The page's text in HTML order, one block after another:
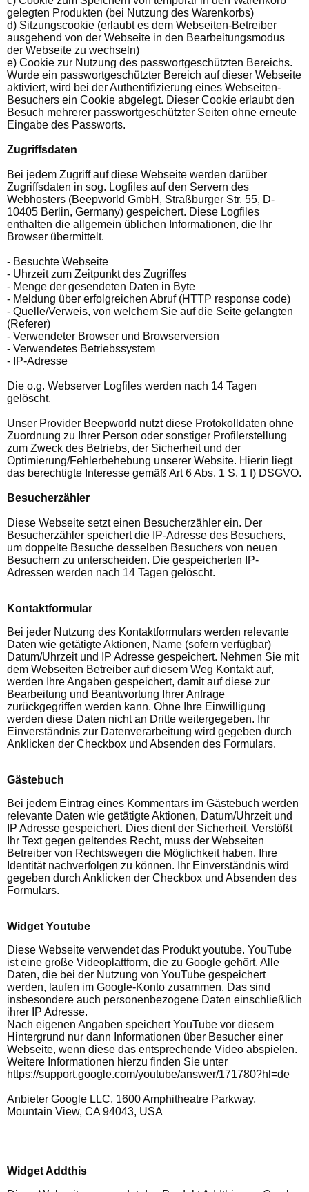
gelegten Produkten (bei Nutzung des Warenkorbs)
d) Sitzungscookie (erlaubt es dem Webseiten-Betreiber
ausgehend von der Webseite in den Bearbeitungsmodus
der Webseite zu wechseln)
e) Cookie zur Nutzung des passwortgeschützten Bereichs.
Wurde ein passwortgeschützter Bereich auf dieser Webseite
aktiviert, wird bei der Authentifizierung eines Webseiten-
Besuchers ein Cookie abgelegt. Dieser Cookie erlaubt den
Besuch mehrerer passwortgeschützter Seiten ohne erneute
Eingabe des Passworts.
Zugriffsdaten
Bei jedem Zugriff auf diese Webseite werden darüber
Zugriffsdaten in sog. Logfiles auf den Servern des
Webhosters (Beepworld GmbH, Straßburger Str. 55, D-
10405 Berlin, Germany) gespeichert. Diese Logfiles
enthalten die allgemein üblichen Informationen, die Ihr
Browser übermittelt.
- Besuchte Webseite
- Uhrzeit zum Zeitpunkt des Zugriffes
- Menge der gesendeten Daten in Byte
- Meldung über erfolgreichen Abruf (HTTP response code)
- Quelle/Verweis, von welchem Sie auf die Seite gelangten
(Referer)
- Verwendeter Browser und Browserversion
- Verwendetes Betriebssystem
- IP-Adresse
Die o.g. Webserver Logfiles werden nach 14 Tagen
gelöscht.
Unser Provider Beepworld nutzt diese Protokolldaten ohne
Zuordnung zu Ihrer Person oder sonstiger Profilerstellung
zum Zweck des Betriebs, der Sicherheit und der
Optimierung/Fehlerbehebung unserer Website. Hierin liegt
das berechtigte Interesse gemäß Art 6 Abs. 1 S. 1 f) DSGVO.
Besucherzähler
Diese Webseite setzt einen Besucherzähler ein. Der
Besucherzähler speichert die IP-Adresse des Besuchers,
um doppelte Besuche desselben Besuchers von neuen
Besuchern zu unterscheiden. Die gespeicherten IP-
Adressen werden nach 14 Tagen gelöscht.
Kontaktformular
Bei jeder Nutzung des Kontaktformulars werden relevante
Daten wie getätigte Aktionen, Name (sofern verfügbar)
Datum/Uhrzeit und IP Adresse gespeichert. Nehmen Sie mit
dem Webseiten Betreiber auf diesem Weg Kontakt auf,
werden Ihre Angaben gespeichert, damit auf diese zur
Bearbeitung und Beantwortung Ihrer Anfrage
zurückgegriffen werden kann. Ohne Ihre Einwilligung
werden diese Daten nicht an Dritte weitergegeben. Ihr
Einverständnis zur Datenverarbeitung wird gegeben durch
Anklicken der Checkbox und Absenden des Formulars.
Gästebuch
Bei jedem Eintrag eines Kommentars im Gästebuch werden
relevante Daten wie getätigte Aktionen, Datum/Uhrzeit und
IP Adresse gespeichert. Dies dient der Sicherheit. Verstößt
Ihr Text gegen geltendes Recht, muss der Webseiten
Betreiber von Rechtswegen die Möglichkeit haben, Ihre
Identität nachverfolgen zu können. Ihr Einverständnis wird
gegeben durch Anklicken der Checkbox und Absenden des
Formulars.
Widget Youtube
Diese Webseite verwendet das Produkt youtube. YouTube
ist eine große Videoplattform, die zu Google gehört. Alle
Daten, die bei der Nutzung von YouTube gespeichert
werden, laufen im Google-Konto zusammen. Das sind
insbesondere auch personenbezogene Daten einschließlich
ihrer IP Adresse.
Nach eigenen Angaben speichert YouTube vor diesem
Hintergrund nur dann Informationen über Besucher einer
Webseite, wenn diese das entsprechende Video abspielen.
Weitere Informationen hierzu finden Sie unter
https://support.google.com/youtube/answer/171780?hl=de
Anbieter Google LLC, 1600 Amphitheatre Parkway,
Mountain View, CA 94043, USA
Widget Addthis